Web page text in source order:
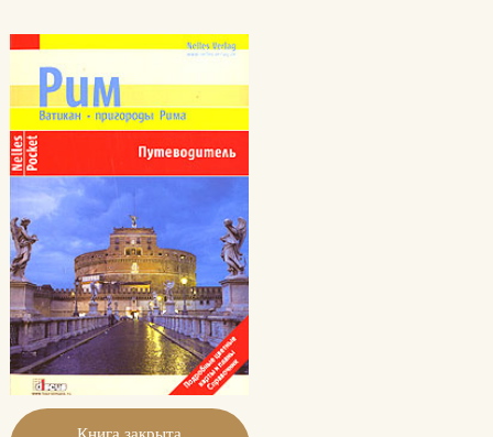
Книга закрыта